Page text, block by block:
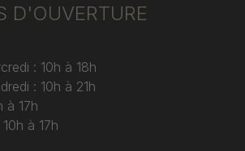
D'OUVERTURE
: 10h à 18h
: 10h à 21h
à 17h
à 17h